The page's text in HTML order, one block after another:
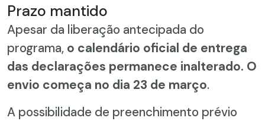
Prazo mantido
Apesar da liberação antecipada do
programa, o calendário oficial de entrega
das declarações permanece inalterado. O
envio começa no dia 23 de março.
A possibilidade de preenchimento prévio